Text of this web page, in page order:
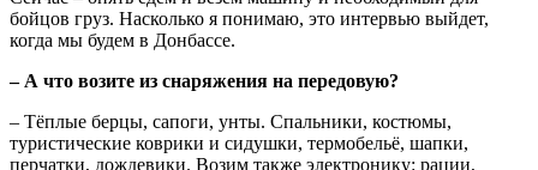
бойцов груз. Насколько я понимаю, это интервью выйдет,
когда мы будем в Донбассе.
– А что возите из снаряжения на передовую?
– Тёплые берцы, сапоги, унты. Спальники, костюмы,
туристические коврики и сидушки, термобельё, шапки,
перчатки, дождевики. Возим также электронику: рации,